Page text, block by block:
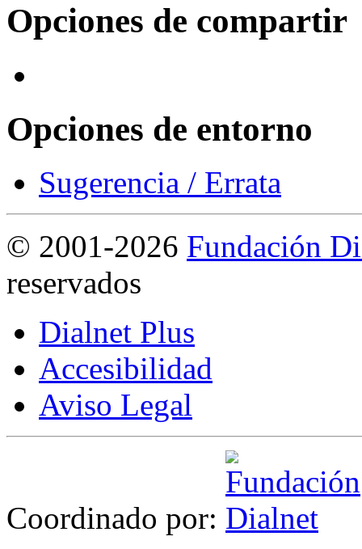
Opciones de compartir
Opciones de entorno
Sugerencia / Errata
© 2001-2026 Fundación
reservados
Dialnet Plus
Accesibilidad
Aviso Legal
Coordinado por: